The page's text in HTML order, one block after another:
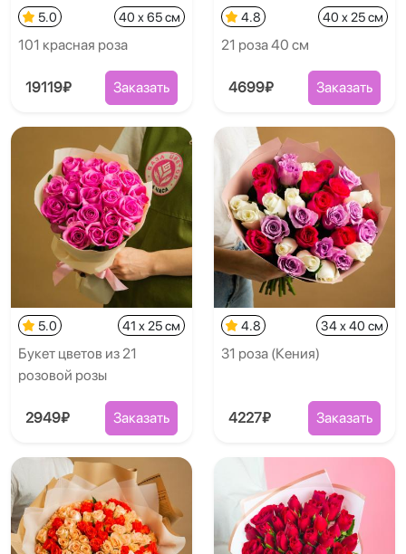
5.0 40 x 65 см
101 красная роза
19119₽ Заказать
4.8 40 x 25 см
21 роза 40 см
4699₽ Заказать
5.0 41 x 25 см
Букет цветов из 21
розовой розы
2949₽ Заказать
4.8 34 x 40 см
31 роза (Кения)
4227₽ Заказать